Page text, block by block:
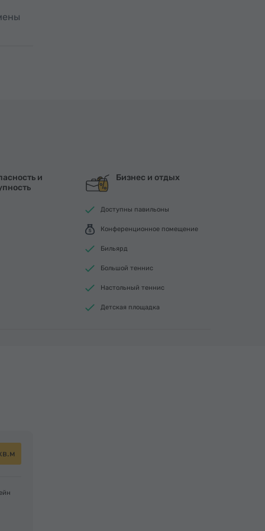
и
Бизнес и отдых
Доступны павильоны
Конференционное помещение
Бильярд
Большой теннис
Настольный теннис
Детская площадка